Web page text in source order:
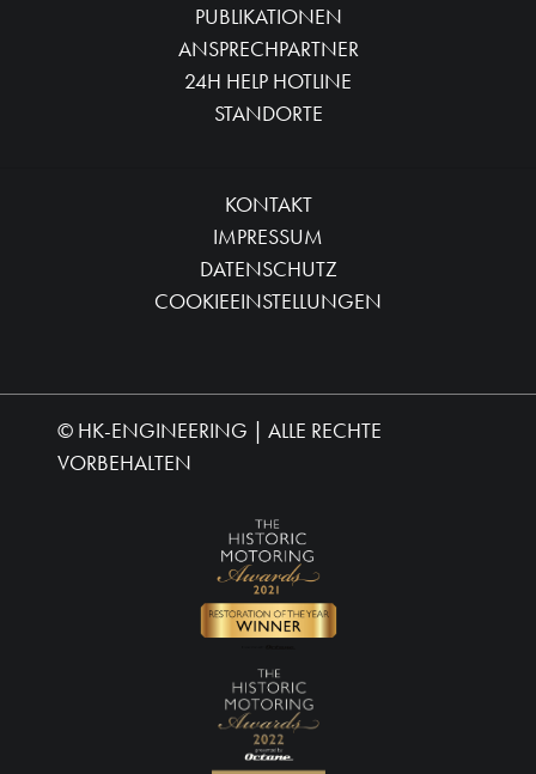
PUBLIKATIONEN
ANSPRECHPARTNER
24H HELP HOTLINE
STANDORTE
KONTAKT
IMPRESSUM
DATENSCHUTZ
COOKIEEINSTELLUNGEN
© HK-ENGINEERING | ALLE RECHTE
VORBEHALTEN